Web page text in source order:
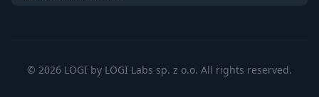
© 2026 LOGI by LOGI Labs sp. z o.o. All rights reserved.